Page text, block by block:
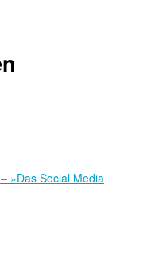
»Das Social Media